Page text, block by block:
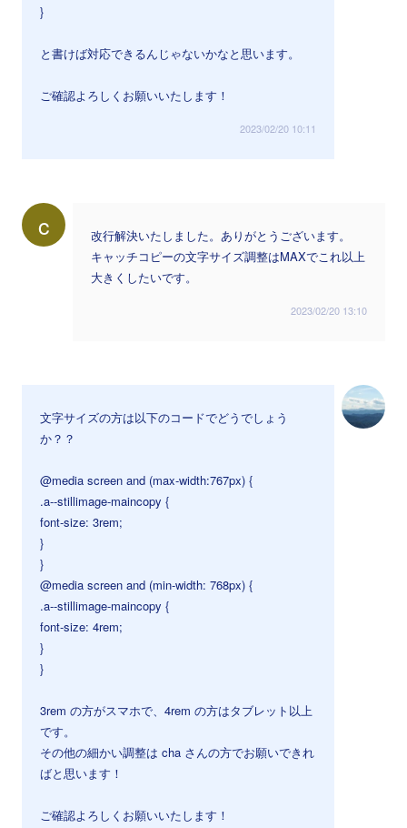
}
と書けば対応できるんじゃないかなと思います。
ご確認よろしくお願いいたします！
2023/02/20 10:11
c
改行解決いたしました。ありがとうございます。
キャッチコピーの文字サイズ調整はMAXでこれ以上
大きくしたいです。
2023/02/20 13:10
文字サイズの方は以下のコードでどうでしょう
か？？
@media screen and (max-width:767px) {
.a--stillimage-maincopy {
font-size: 3rem;
}
}
@media screen and (min-width: 768px) {
.a--stillimage-maincopy {
font-size: 4rem;
}
}
3rem の方がスマホで、4rem の方はタブレット以上
です。
その他の細かい調整は cha さんの方でお願いできれ
ばと思います！
ご確認よろしくお願いいたします！